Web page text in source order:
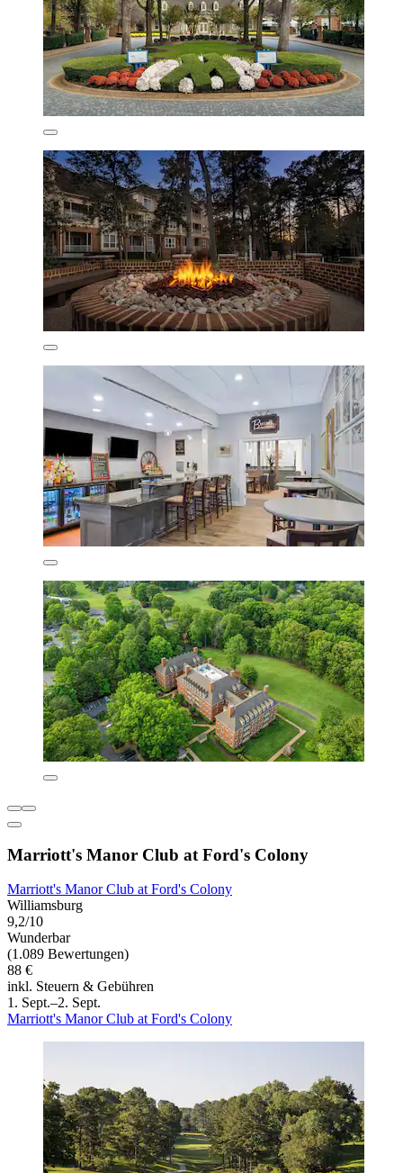
Marriott's Manor Club at Ford's Colony
Marriott's Manor Club at Ford's Colony
Williamsburg
9,2/10
Wunderbar
(1.089 Bewertungen)
88 €
inkl. Steuern & Gebühren
1. Sept.–2. Sept.
Marriott's Manor Club at Ford's Colony